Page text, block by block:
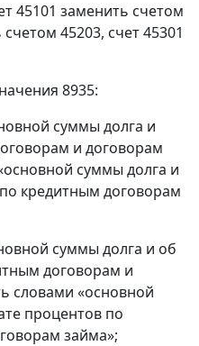
45101 заменить счетом
45203, счет 45301
8935:
суммы долга и
и договорам
суммы долга и
кредитным договорам
суммы долга и об
договорам и
словами «основной
процентов по
займа»;